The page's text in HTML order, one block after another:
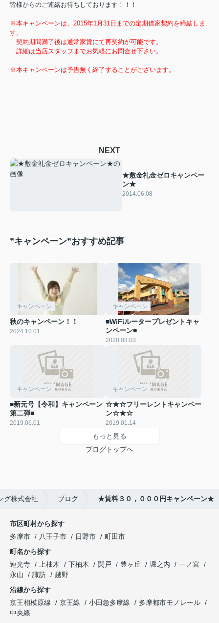
皆様からのご連絡お待ちしております！！！
※本キャンペーンは、2015年1月31日までの定期借家契約を締結しま
す。
契約期間満了後は通常家賃にて再契約が可能です。
詳細は当店スタッフまでお気軽にお問合せ下さい。
※本キャンペーンは予告無く終了することがございます。
NEXT
★敷金礼金ゼロキャンペー
ン★
2014.06.08
”キャンペーン”おすすめ記事
キャンペーン
秋のキャンペーン！！
2024.10.01
キャンペーン
■WiFiルータープレゼントキャ
ンペーン■
2020.03.03
キャンペーン
■新元号【令和】キャンペーン
第二弾■
2019.06.01
キャンペーン
☆★☆フリーレントキャンペー
ン☆★☆
2019.01.14
もっと見る
ブログトップへ
グ株式会社 ブログ ★賃料３０，０００円キャンペーン★
市区町村から探す
多摩市
八王子市 日野市
町田市
町名から探す
連光寺
上柚木 下柚木 関戸 豊ヶ丘 堀之内
一ノ宮
永山
諏訪
越野
沿線から探す
京王相模原線
京王線 小田急多摩線
多摩都市モノレール
中央線